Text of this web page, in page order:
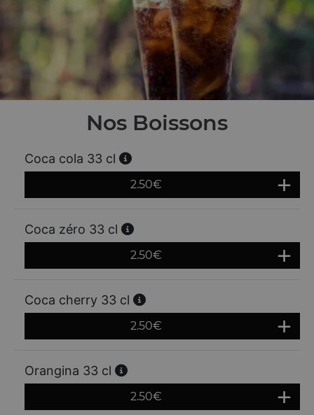
Nos Boissons
Coca cola 33 cl
2.50€
Coca zéro 33 cl
2.50€
Coca cherry 33 cl
2.50€
Orangina 33 cl
2.50€